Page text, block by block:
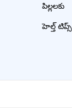
పిల్లలకు
హెల్త్ టిప్స్